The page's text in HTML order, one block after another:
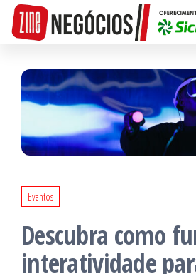
Pular
para
conteúdo
Eventos
Descubra como
interatividade